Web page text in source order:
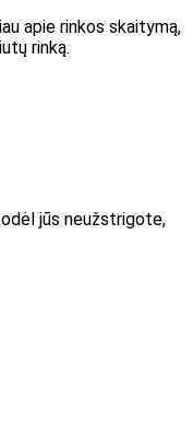
apie rinkos skaitymą,
rinką.
jūs neužstrigote,